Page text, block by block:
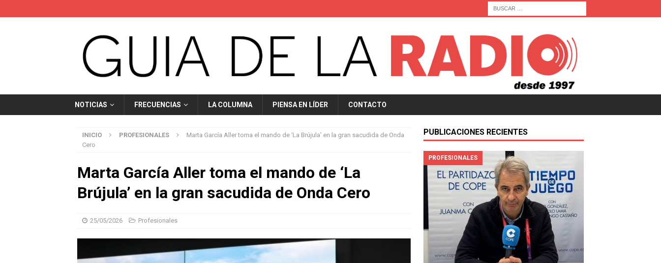
NOTICIAS FRECUENCIAS LA COLUMNA PIENSA EN LÍDER CONTACTO
INICIO PROFESIONALES
Marta García Aller toma el mando de ‘La Brújula’ en la gran sacudida de Onda
Cero
Marta García Aller toma el mando de ‘La
Brújula’ en la gran sacudida de Onda Cero
25/05/2026 Profesionales
PUBLICACIONES RECIENTES
PROFESIONALES